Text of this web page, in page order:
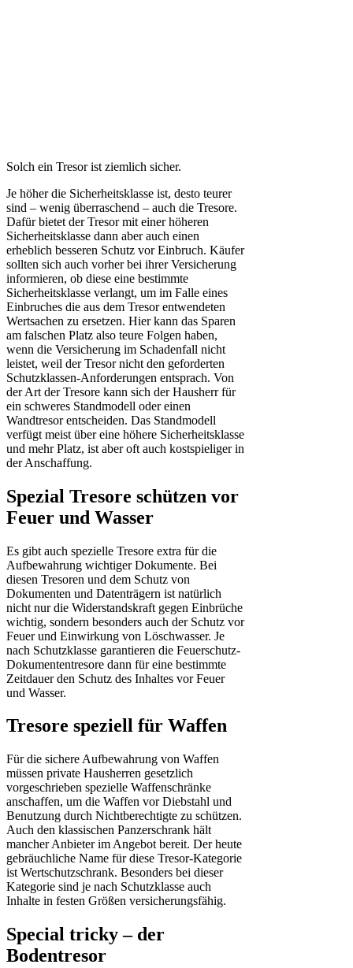
Solch ein Tresor ist ziemlich sicher.
Je höher die Sicherheitsklasse ist, desto teurer
sind – wenig überraschend – auch die Tresore.
Dafür bietet der Tresor mit einer höheren
Sicherheitsklasse dann aber auch einen
erheblich besseren Schutz vor Einbruch. Käufer
sollten sich auch vorher bei ihrer Versicherung
informieren, ob diese eine bestimmte
Sicherheitsklasse verlangt, um im Falle eines
Einbruches die aus dem Tresor entwendeten
Wertsachen zu ersetzen. Hier kann das Sparen
am falschen Platz also teure Folgen haben,
wenn die Versicherung im Schadenfall nicht
leistet, weil der Tresor nicht den geforderten
Schutzklassen-Anforderungen entsprach. Von
der Art der Tresore kann sich der Hausherr für
ein schweres Standmodell oder einen
Wandtresor entscheiden. Das Standmodell
verfügt meist über eine höhere Sicherheitsklasse
und mehr Platz, ist aber oft auch kostspieliger in
der Anschaffung.
Spezial Tresore schützen vor
Feuer und Wasser
Es gibt auch spezielle Tresore extra für die
Aufbewahrung wichtiger Dokumente. Bei
diesen Tresoren und dem Schutz von
Dokumenten und Datenträgern ist natürlich
nicht nur die Widerstandskraft gegen Einbrüche
wichtig, sondern besonders auch der Schutz vor
Feuer und Einwirkung von Löschwasser. Je
nach Schutzklasse garantieren die Feuerschutz-
Dokumententresore dann für eine bestimmte
Zeitdauer den Schutz des Inhaltes vor Feuer
und Wasser.
Tresore speziell für Waffen
Für die sichere Aufbewahrung von Waffen
müssen private Hausherren gesetzlich
vorgeschrieben spezielle Waffenschränke
anschaffen, um die Waffen vor Diebstahl und
Benutzung durch Nichtberechtigte zu schützen.
Auch den klassischen Panzerschrank hält
mancher Anbieter im Angebot bereit. Der heute
gebräuchliche Name für diese Tresor-Kategorie
ist Wertschutzschrank. Besonders bei dieser
Kategorie sind je nach Schutzklasse auch
Inhalte in festen Größen versicherungsfähig.
Special tricky – der
Bodentresor